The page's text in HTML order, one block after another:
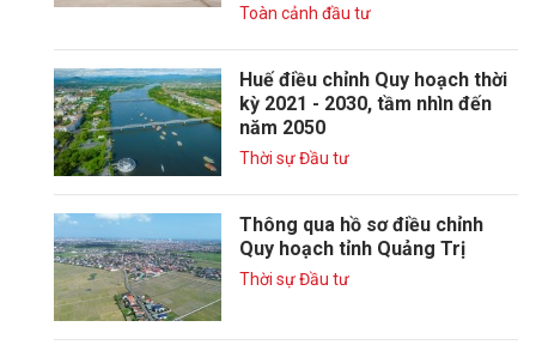
Toàn cảnh đầu tư
Huế điều chỉnh Quy hoạch thời
kỳ 2021 - 2030, tầm nhìn đến
năm 2050
Thời sự Đầu tư
Thông qua hồ sơ điều chỉnh
Quy hoạch tỉnh Quảng Trị
Thời sự Đầu tư